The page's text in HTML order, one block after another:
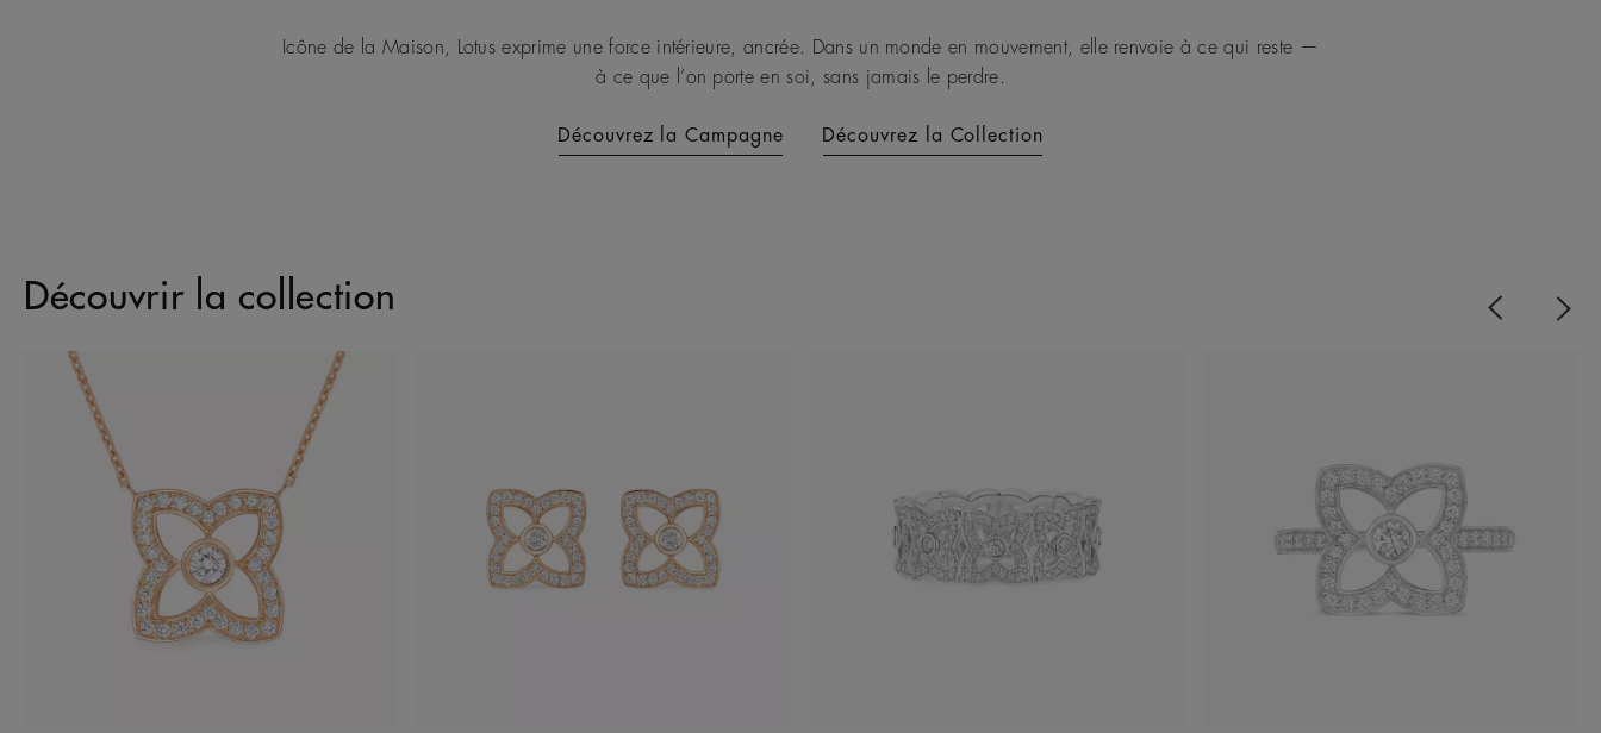
Icône de la Maison, Lotus exprime une force intérieure, ancrée. Dans un monde en mouvement, elle renvoie à ce qui reste —
à ce que l’on porte en soi, sans jamais le perdre.
Découvrez la Campagne Découvrez la Collection
Découvrir la collection